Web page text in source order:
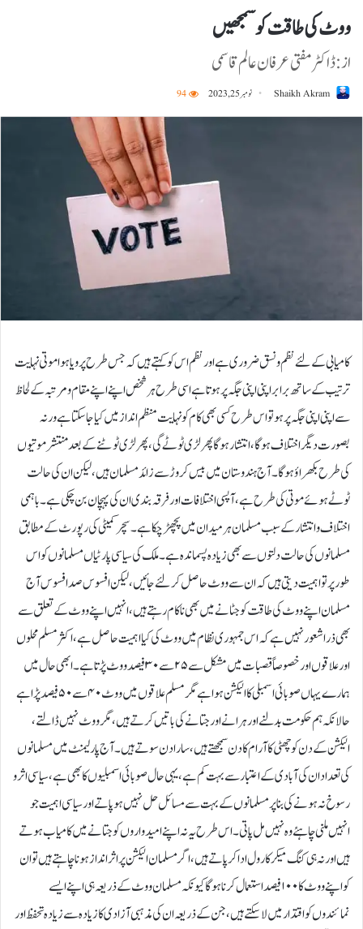
ووٹ کی طاقت کو سمجھیں
از: ڈاکٹر مفتی عرفان عالم قاسمی
Shaikh Akram نومبر 25, 2023 94
کامیابی کے لئے نظم و نسق ضروری ہے اور نظم اس کو کہتے ہیں کہ جس طرح پرویا ہوا موتی نہایت
ترتیب کے ساتھ برابر اپنی اپنی جگہ پر ہوتا ہے اسی طرح ہر شخص اپنے اپنے مقام و مرتبہ کے لحاظ
سے اپنی اپنی جگہ پر ہو تو اس طرح کسی بھی کام کو نہایت منظم انداز میں کیا جاسکتا ہے ورنہ
بصورت دیگر اختلاف ہوگا، انتشار ہوگا پھر لڑی ٹوٹے گی، پھر لڑی ٹوٹنے کے بعد منتشر موتیوں
کی طرح بکھراؤ ہوگا۔ آج ہندوستان میں بیس کروڑ سے زائد مسلمان ہیں، لیکن ان کی حالت
ٹوٹے ہوئے موتی کی طرح ہے، آپسی اختلافات اور فرقہ بندی ان کی پہچان بن چکی ہے۔ باہمی
اختلاف و انتشار کے سبب مسلمان ہر میدان میں پچھڑ چکا ہے۔ سچر کمیٹی کی رپورٹ کے مطابق
مسلمانوں کی حالت دلتوں سے بھی زیادہ پسماندہ ہے۔ ملک کی سیاسی پارٹیاں مسلمانوں کو اس
طور پر تو اہمیت دیتی ہیں کہ ان سے ووٹ حاصل کر لئے جائیں، لیکن افسوس صد افسوس آج
مسلمان اپنے ووٹ کی طاقت کو جٹانے میں بھی ناکام رہتے ہیں، انہیں اپنے ووٹ کے تعلق سے
بھی ذرا شعور نہیں ہے کہ اس جمہوری نظام میں ووٹ کی کیا اہمیت حاصل ہے، اکثر مسلم محلوں
اور علاقوں اور خصوصاً قصبات میں مشکل سے ۲۵ سے ۳۰ فیصد ووٹ پڑتا ہے۔ ابھی حال میں
ہمارے یہاں صوبائی اسمبلی کا الیکشن ہوا ہے مگر مسلم علاقوں میں ووٹ ۴۰ سے ۵۰ فیصد پڑا ہے
حالانکہ ہم حکومت بدلنے اور ہرانے اور جتانے کی باتیں کرتے ہیں، مگر ووٹ نہیں ڈالتے،
الیکشن کے دن کو چھٹی کا آرام کا دن سمجھتے ہیں، سارا دن سوتے ہیں۔ آج پارلیمنٹ میں مسلمانوں
کی تعداد ان کی آبادی کے اعتبار سے بہت کم ہے، یہی حال صوبائی اسمبلیوں کا بھی ہے، سیاسی اثر و
رسوخ نہ ہونے کی بنا پر مسلمانوں کے بہت سے مسائل حل نہیں ہو پاتے اور سیاسی اہمیت جو
انہیں ملنی چاہئے وہ نہیں مل پاتی۔ اس طرح یہ نہ اپنے امیدواروں کو جتانے میں کامیاب ہوتے
ہیں اور نہ ہی کنگ میکر کا رول ادا کر پاتے ہیں، اگر مسلمان الیکشن پر اثر انداز ہونا چاہتے ہیں تو ان
کو اپنے ووٹ کا ۱۰۰ فیصد استعمال کرنا ہوگا کیونکہ مسلمان ووٹ کے ذریعہ ہی اپنے ایسے
نمائندوں کو اقتدار میں لاسکتے ہیں، جن کے ذریعہ ان کی مذہبی آزادی کا زیادہ سے زیادہ تحفظ اور